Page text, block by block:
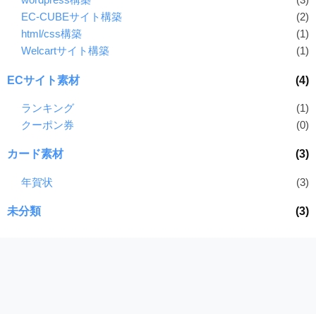
EC-CUBEサイト構築
(2)
html/css構築
(1)
Welcartサイト構築
(1)
ECサイト素材 (4)
ランキング
(1)
クーポン券
(0)
カード素材 (3)
年賀状 (3)
未分類 (3)